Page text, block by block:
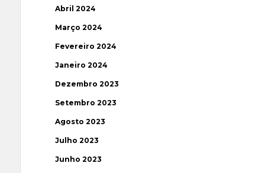
Abril 2024
Março 2024
Fevereiro 2024
Janeiro 2024
Dezembro 2023
Setembro 2023
Agosto 2023
Julho 2023
Junho 2023